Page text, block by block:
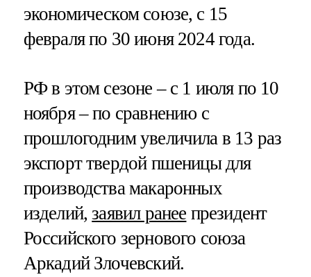
экономическом союзе, с 15
февраля по 30 июня 2024 года.
РФ в этом сезоне – с 1 июля по 10
ноября – по сравнению с
прошлогодним увеличила в 13 раз
экспорт твердой пшеницы для
производства макаронных
изделий,заявил ранее президент
Российского зернового союза
Аркадий Злочевский.